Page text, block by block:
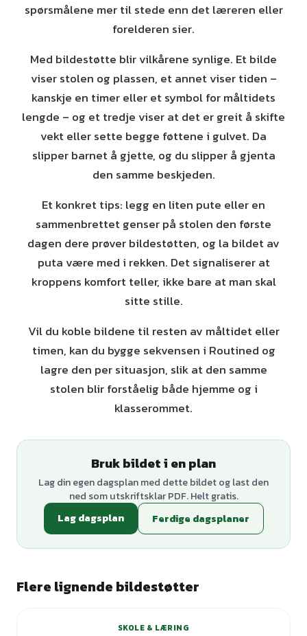
spørsmålene mer til stede enn det læreren eller
forelderen sier.
Med bildestøtte blir vilkårene synlige. Et bilde
viser stolen og plassen, et annet viser tiden –
kanskje en timer eller et symbol for måltidets
lengde – og et tredje viser at det er greit å skifte
vekt eller sette begge føttene i gulvet. Da
slipper barnet å gjette, og du slipper å gjenta
den samme beskjeden.
Et konkret tips: legg en liten pute eller en
sammenbrettet genser på stolen den første
dagen dere prøver bildestøtten, og la bildet av
puta være med i rekken. Det signaliserer at
kroppens komfort teller, ikke bare at man skal
sitte stille.
Vil du koble bildene til resten av måltidet eller
timen, kan du bygge sekvensen i Routined og
lagre den per situasjon, slik at den samme
stolen blir forståelig både hjemme og i
klasserommet.
Bruk bildet i en plan
Lag din egen dagsplan med dette bildet og last den
ned som utskriftsklar PDF. Helt gratis.
Lag dagsplan
Ferdige dagsplaner
Flere lignende bildestøtter
SKOLE & LÆRING